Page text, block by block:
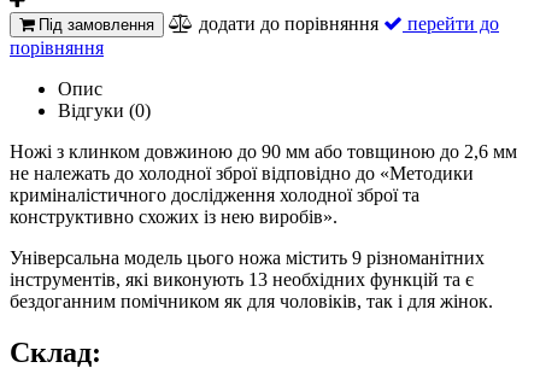
Під замовлення додати до порівняння
перейти до
порівняння
Опис
Відгуки (0)
Ножі з клинком довжиною до 90 мм або товщиною до 2,6 мм
не належать до холодної зброї відповідно до «Методики
криміналістичного дослідження холодної зброї та
конструктивно схожих із нею виробів».
Універсальна модель цього ножа містить 9 різноманітних
інструментів, які виконують 13 необхідних функцій та є
бездоганним помічником як для чоловіків, так і для жінок.
Склад: